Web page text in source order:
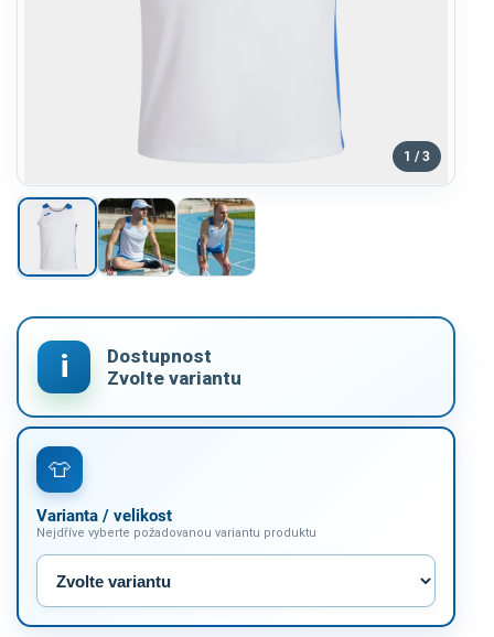
1 / 3
Varianta / velikost
Nejdříve vyberte požadovanou variantu produktu